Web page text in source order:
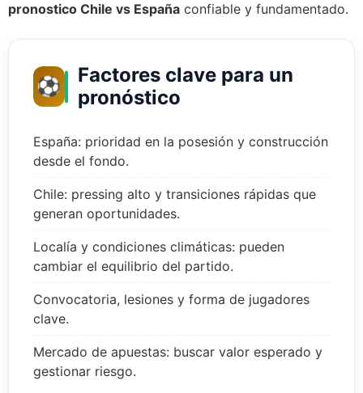
pronostico Chile vs España confiable y fundamentado.
⚽
Factores clave para un
pronóstico
España: prioridad en la posesión y construcción
desde el fondo.
Chile: pressing alto y transiciones rápidas que
generan oportunidades.
Localía y condiciones climáticas: pueden
cambiar el equilibrio del partido.
Convocatoria, lesiones y forma de jugadores
clave.
Mercado de apuestas: buscar valor esperado y
gestionar riesgo.